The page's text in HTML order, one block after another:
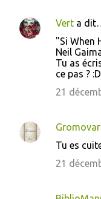
r
e
Vert a
"Si When
Neil
Tu as
ce pas ? :D
21
Gromovar
Tu es
21